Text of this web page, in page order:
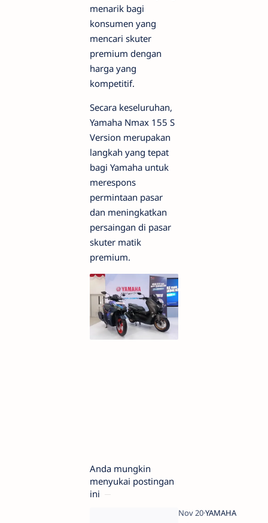
menarik bagi
konsumen yang
mencari skuter
premium dengan
harga yang
kompetitif.
Secara keseluruhan,
Yamaha Nmax 155 S
Version merupakan
langkah yang tepat
bagi Yamaha untuk
merespons
permintaan pasar
dan meningkatkan
persaingan di pasar
skuter matik
premium.
Anda mungkin
menyukai postingan
ini